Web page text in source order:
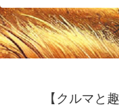
【クルマと